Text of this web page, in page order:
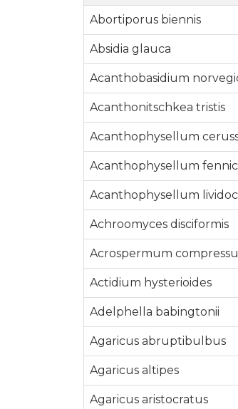
Abortiporus biennis
Absidia glauca
Acanthobasidium
Acanthonitschkea tristis
Acanthophysellum
Acanthophysellum
Acanthophysellum
Achroomyces disciformis
Acrospermum
Actidium hysterioides
Adelphella babingtonii
Agaricus abruptibulbus
Agaricus altipes
Agaricus aristocratus